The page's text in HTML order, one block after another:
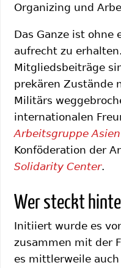
Organizing und
Das Ganze ist
aufrecht zu
Mitgliedsbeiträge
prekären Zustände
Militärs
internationalen
Arbeitsgruppe Asien
Konföderation der
Solidarity Center.
Wer steckt
Initiiert wurde es
zusammen mit der
es mittlerweile